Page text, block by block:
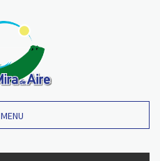
MENU